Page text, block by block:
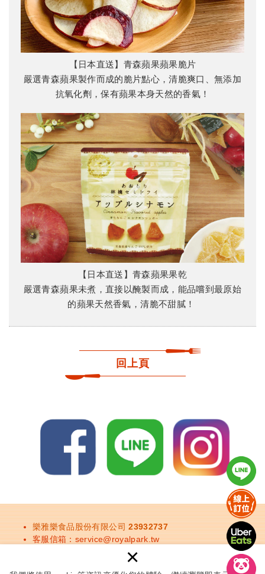
×
【日本直送】青森蘋果蘋果脆片
嚴選青森蘋果製作而成的脆片點心，清脆爽口、無添加
抗氧化劑，保有蘋果本身天然的香氣！
【日本直送】青森蘋果果乾
嚴選青森蘋果未煮，直接以醃製而成，能品嚐到最原始
的蘋果天然香氣，清脆不甜膩！
回上頁
樂雅樂食品股份有限公司 23932737
客服信箱：service@royalpark.tw
請點此進入訂位頁面
台中地區